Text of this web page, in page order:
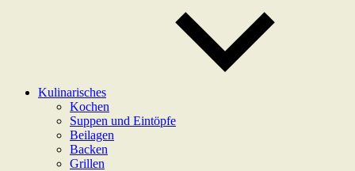
Kulinarisches
Kochen
Suppen und Eintöpfe
Beilagen
Backen
Grillen